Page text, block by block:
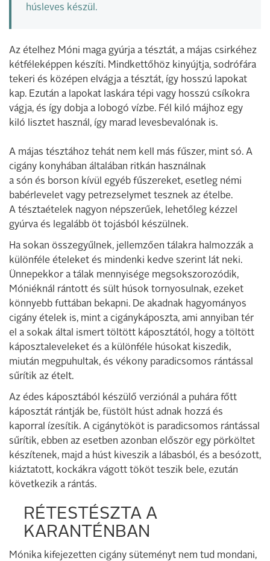
húsleves készül.
Az ételhez Móni maga gyúrja a tésztát, a májas csirkéhez
kétféleképpen készíti. Mindkettőhöz kinyújtja, sodrófára
tekeri és középen elvágja a tésztát, így hosszú lapokat
kap. Ezután a lapokat laskára tépi vagy hosszú csíkokra
vágja, és így dobja a lobogó vízbe. Fél kiló májhoz egy
kiló lisztet használ, így marad levesbevalónak is.
A májas tésztához tehát nem kell más fűszer, mint só. A
cigány konyhában általában ritkán használnak
a són és borson kívül egyéb fűszereket, esetleg némi
babérlevelet vagy petrezselymet tesznek az ételbe.
A tésztaételek nagyon népszerűek, lehetőleg kézzel
gyúrva és legalább öt tojásból készülnek.
Ha sokan összegyűlnek, jellemzően tálakra halmozzák a
különféle ételeket és mindenki kedve szerint lát neki.
Ünnepekkor a tálak mennyisége megsokszorozódik,
Móniéknál rántott és sült húsok tornyosulnak, ezeket
könnyebb futtában bekapni. De akadnak hagyományos
cigány ételek is, mint a cigánykáposzta, ami annyiban tér
el a sokak által ismert töltött káposztától, hogy a töltött
káposztaleveleket és a különféle húsokat kiszedik,
miután megpuhultak, és vékony paradicsomos rántással
sűrítik az ételt.
Az édes káposztából készülő verziónál a puhára főtt
káposztát rántják be, füstölt húst adnak hozzá és
kaporral ízesítik. A cigánytököt is paradicsomos rántással
sűrítik, ebben az esetben azonban először egy pörköltet
készítenek, majd a húst kiveszik a lábasból, és a besózott,
kiáztatott, kockákra vágott tököt teszik bele, ezután
következik a rántás.
RÉTESTÉSZTA A
KARANTÉNBAN
Mónika kifejezetten cigány süteményt nem tud mondani,